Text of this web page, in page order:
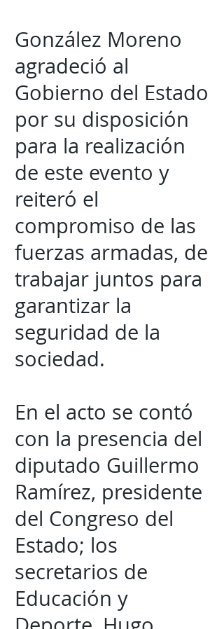
González Moreno
agradeció al
Gobierno del Estado
por su disposición
para la realización
de este evento y
reiteró el
compromiso de las
fuerzas armadas, de
trabajar juntos para
garantizar la
seguridad de la
sociedad.
En el acto se contó
con la presencia del
diputado Guillermo
Ramírez, presidente
del Congreso del
Estado; los
secretarios de
Educación y